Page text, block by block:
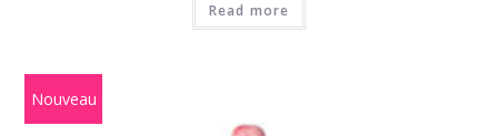
Read more
Nouveau